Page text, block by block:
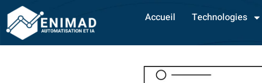
Accueil Technologies